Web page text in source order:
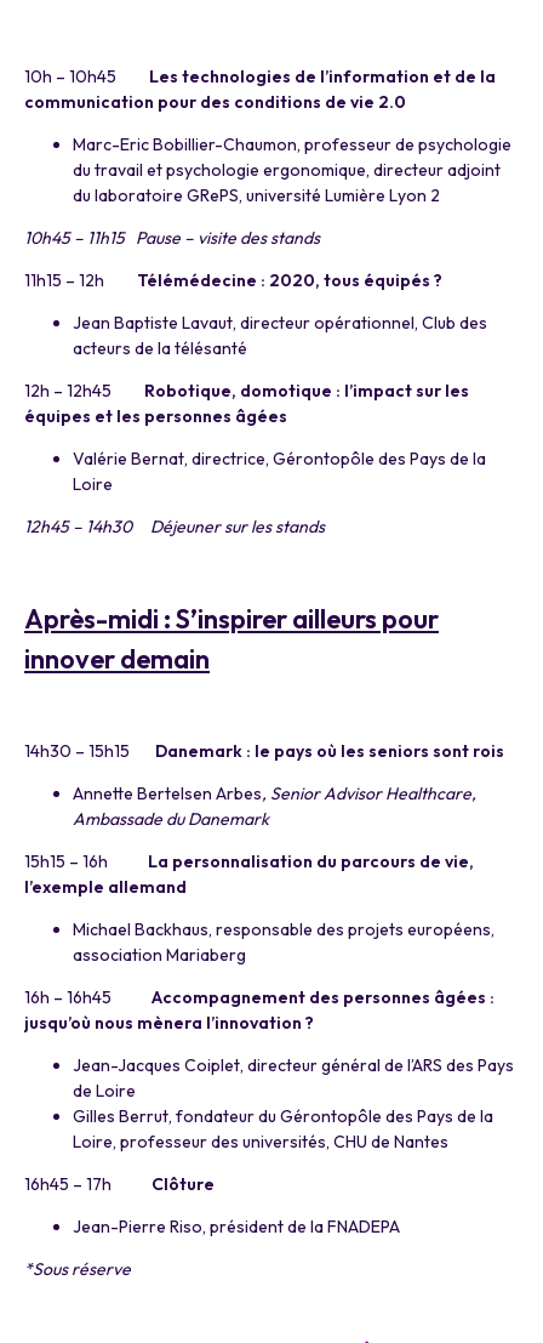
10h – 10h45 Les technologies de l’information et de la
communication pour des conditions de vie 2.0
Marc-Eric Bobillier-Chaumon, professeur de psychologie
du travail et psychologie ergonomique, directeur adjoint
du laboratoire GRePS, université Lumière Lyon 2
10h45 – 11h15 Pause – visite des stands
11h15 – 12h Télémédecine : 2020, tous équipés ?
Jean Baptiste Lavaut, directeur opérationnel, Club des
acteurs de la télésanté
12h – 12h45 Robotique, domotique : l’impact sur les
équipes et les personnes âgées
Valérie Bernat, directrice, Gérontopôle des Pays de la
Loire
12h45 – 14h30
Déjeuner sur les stands
Après-midi : S’inspirer ailleurs pour
innover demain
14h30 – 15h15 Danemark : le pays où les seniors sont rois
Annette Bertelsen Arbes, Senior Advisor Healthcare,
Ambassade du Danemark
15h15 – 16h La personnalisation du parcours de vie,
l’exemple allemand
Michael Backhaus, responsable des projets européens,
association Mariaberg
16h – 16h45 Accompagnement des personnes âgées :
jusqu’où nous mènera l’innovation ?
Jean-Jacques Coiplet, directeur général de l’ARS des Pays
de Loire
Gilles Berrut, fondateur du Gérontopôle des Pays de la
Loire, professeur des universités, CHU de Nantes
16h45 – 17h Clôture
Jean-Pierre Riso, président de la FNADEPA
*Sous réserve